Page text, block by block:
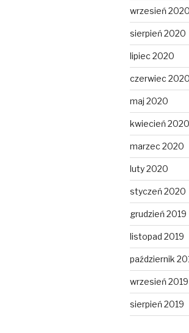
wrzesień
sierpień 2020
lipiec 2020
czerwiec
maj 2020
kwiecień 2020
marzec 2020
luty 2020
styczeń 2020
grudzień 2019
listopad 2019
październik
wrzesień 2019
sierpień 2019